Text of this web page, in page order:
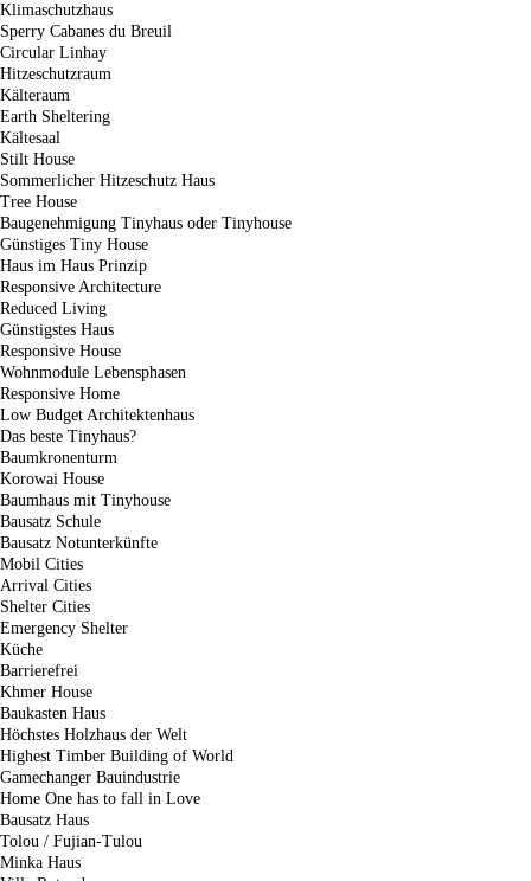
Klimaschutzhaus
Sperry Cabanes du Breuil
Circular Linhay
Hitzeschutzraum
Kälteraum
Earth Sheltering
Kältesaal
Stilt House
Sommerlicher Hitzeschutz Haus
Tree House
Baugenehmigung Tinyhaus oder Tinyhouse
Günstiges Tiny House
Haus im Haus Prinzip
Responsive Architecture
Reduced Living
Günstigstes Haus
Responsive House
Wohnmodule Lebensphasen
Responsive Home
Low Budget Architektenhaus
Das beste Tinyhaus?
Baumkronenturm
Korowai House
Baumhaus mit Tinyhouse
Bausatz Schule
Bausatz Notunterkünfte
Mobil Cities
Arrival Cities
Shelter Cities
Emergency Shelter
Küche
Barrierefrei
Khmer House
Baukasten Haus
Höchstes Holzhaus der Welt
Highest Timber Building of World
Gamechanger Bauindustrie
Home One has to fall in Love
Bausatz Haus
Tolou / Fujian-Tulou
Minka Haus